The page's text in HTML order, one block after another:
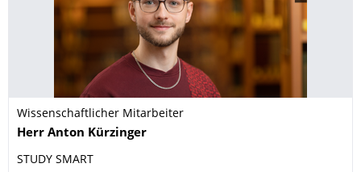
Wissenschaftlicher Mitarbeiter
Name
Herr Anton Kürzinger
STUDY SMART